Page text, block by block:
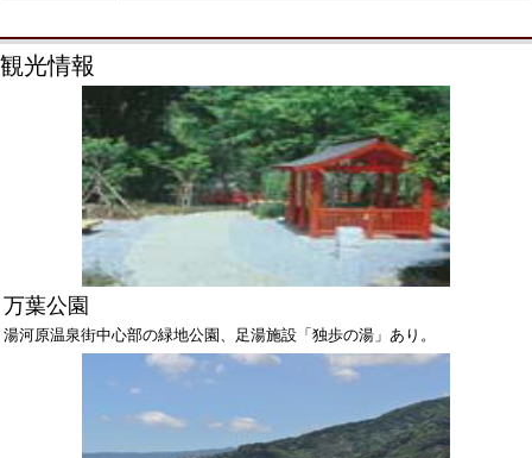
観光情報
万葉公園
湯河原温泉街中心部の緑地公園、足湯施設「独歩の湯」あり。